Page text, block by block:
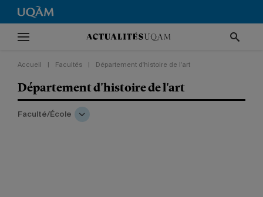
Accueil Facultés Département d'histoire de l'art
Département d'histoire de l'art
Faculté/École